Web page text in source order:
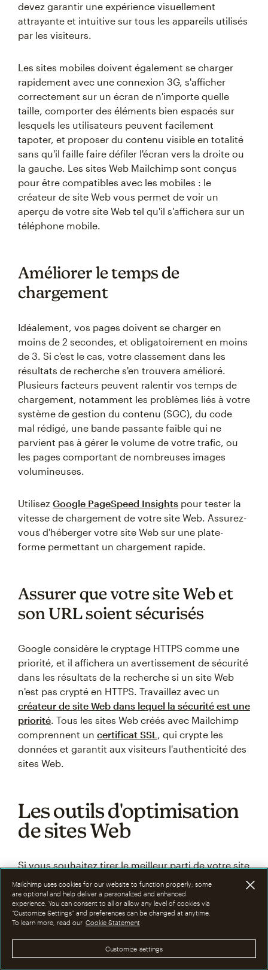
devez garantir une expérience visuellement
attrayante et intuitive sur tous les appareils utilisés
par les visiteurs.
Les sites mobiles doivent également se charger
rapidement avec une connexion 3G, s'afficher
correctement sur un écran de n'importe quelle
taille, comporter des éléments bien espacés sur
lesquels les utilisateurs peuvent facilement
tapoter, et proposer du contenu visible en totalité
sans qu'il faille faire défiler l'écran vers la droite ou
la gauche. Les sites Web Mailchimp sont conçus
pour être compatibles avec les mobiles : le
créateur de site Web vous permet de voir un
aperçu de votre site Web tel qu'il s'affichera sur un
téléphone mobile.
Améliorer le temps de
chargement
Idéalement, vos pages doivent se charger en
moins de 2 secondes, et obligatoirement en moins
de 3. Si c'est le cas, votre classement dans les
résultats de recherche s'en trouvera amélioré.
Plusieurs facteurs peuvent ralentir vos temps de
chargement, notamment les problèmes liés à votre
système de gestion du contenu (SGC), du code
mal rédigé, une bande passante faible qui ne
parvient pas à gérer le volume de votre trafic, ou
les pages comportant de nombreuses images
volumineuses.
Utilisez Google PageSpeed Insights pour tester la
vitesse de chargement de votre site Web. Assurez-
vous d'héberger votre site Web sur une plate-
forme permettant un chargement rapide.
Assurer que votre site Web et
son URL soient sécurisés
Google considère le cryptage HTTPS comme une
priorité, et il affichera un avertissement de sécurité
dans les résultats de la recherche si un site Web
n'est pas crypté en HTTPS. Travaillez avec un
créateur de site Web dans lequel la sécurité est une
priorité. Tous les sites Web créés avec Mailchimp
comprennent un certificat SSL , qui crypte les
données et garantit aux visiteurs l'authenticité des
sites Web.
Les outils d'optimisation
de sites Web
Si vous souhaitez tirer le meilleur parti de votre site
Web, vous devez utiliser des outils d'optimisation
de sites Web qui peuvent vous aider. De
nombreuses options sont disponibles et vous
devez trouver les bons outils pour répondre à vos
besoins. Voici quelques-unes des principales
options à prendre en compte :
Mailchimp uses cookies for our website to function properly; some
are optional and help deliver a personalized and enhanced
experience. You can consent to all or allow any level of cookies via
“Customize Settings” and preferences can be changed at anytime.
To learn more, read our Cookie Statement
Customize settings